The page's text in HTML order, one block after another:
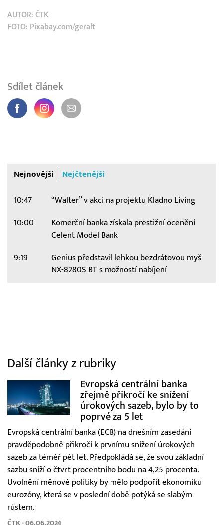
AUTOR: ČTK
FOTO: Pixabay.com/geralt
Sdílet článek
Nejnovější Nejčtenější
10:47 “Walter” v akci na projektu Kladno Living
10:00
Komerční banka získala prestižní ocenění
Celent Model Bank
9:19
Genius představil lehkou bezdrátovou myš
NX-8280S BT s možností nabíjení
Další články z rubriky
Evropská centrální banka
zřejmě přikročí ke snížení
úrokových sazeb, bylo by to
poprvé za 5 let
Evropská centrální banka (ECB) na dnešním zasedání
pravděpodobně přikročí k prvnímu snížení úrokových
sazeb za téměř pět let. Předpokládá se, že svou základní
sazbu sníží o čtvrt procentního bodu na 4,25 procenta.
Uvolnění měnové politiky by mělo podpořit ekonomiku
eurozóny, která se v poslední době potýká se slabým
růstem.
ČTK - 06.06.2024